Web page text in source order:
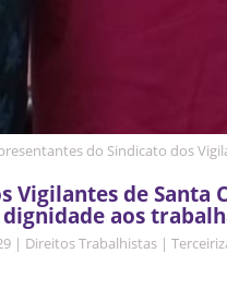
do Sindicato dos
Vigilantes de
dignidade aos
| Direitos Trabalhistas |